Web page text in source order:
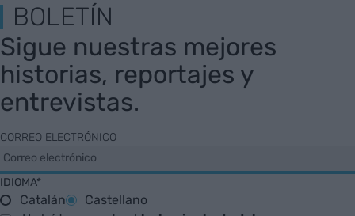
BOLETÍN
Sigue nuestras mejores
historias, reportajes y
entrevistas.
CORREO ELECTRÓNICO
IDIOMA*
Catalán
Castellano